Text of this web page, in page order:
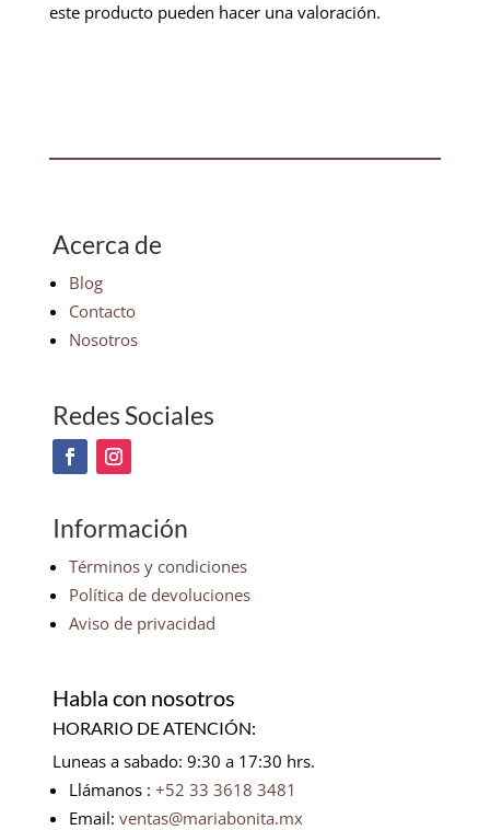
este producto pueden hacer una valoración.
Acerca de
Blog
Contacto
Nosotros
Redes Sociales
Información
Términos y condiciones
Política de devoluciones
Aviso de privacidad
Habla con nosotros
HORARIO DE ATENCIÓN:
Luneas a sabado: 9:30 a 17:30 hrs.
Llámanos : +52 33 3618 3481
Email: ventas@mariabonita.mx